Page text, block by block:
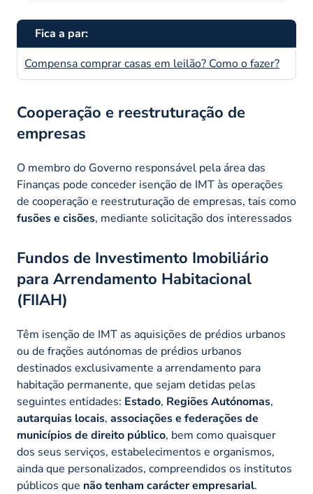
Fica a par:
Compensa comprar casas em leilão? Como o fazer?
Cooperação e reestruturação de
empresas
O membro do Governo responsável pela área das
Finanças pode conceder isenção de IMT às operações
de cooperação e reestruturação de empresas, tais como
fusões e cisões, mediante solicitação dos interessados
Fundos de Investimento Imobiliário
para Arrendamento Habitacional
(FIIAH)
Têm isenção de IMT as aquisições de prédios urbanos
ou de frações autónomas de prédios urbanos
destinados exclusivamente a arrendamento para
habitação permanente, que sejam detidas pelas
seguintes entidades: Estado, Regiões Autónomas,
autarquias locais, associações e federações de
municípios de direito público, bem como quaisquer
dos seus serviços, estabelecimentos e organismos,
ainda que personalizados, compreendidos os institutos
públicos que não tenham carácter empresarial.